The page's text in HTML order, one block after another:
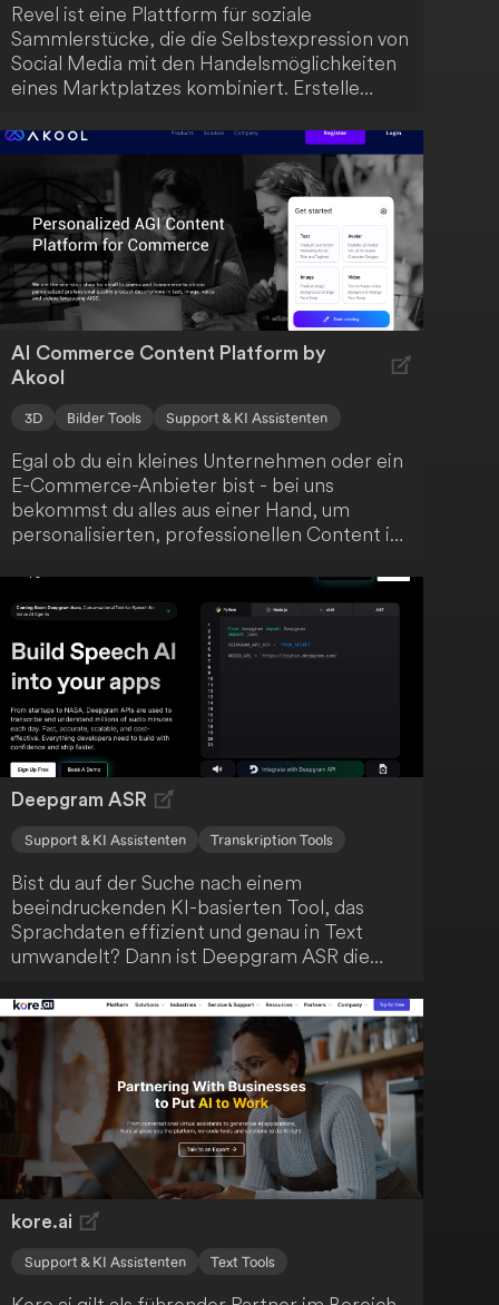
Revel ist eine Plattform für soziale
Sammlerstücke, die die Selbstexpression von
Social Media mit den Handelsmöglichkeiten
eines Marktplatzes kombiniert. Erstelle
wie Fotos, Videos und Text-to-AI-
Kunstwerken. In Zukunft plant Revel, die
Erstellung anderer Medienformate als Assets
zu ermöglichen.
AI Commerce Content Platform by
Akool
3D Bilder Tools Support & KI Assistenten
Egal ob du ein kleines Unternehmen oder ein
E-Commerce-Anbieter bist - bei uns
bekommst du alles aus einer Hand, um
personalisierten, professionellen Content in
erstellen. Dabei setzen wir auf die Kraft der
generativen KI.
Deepgram ASR
Support & KI Assistenten Transkription Tools
Bist du auf der Suche nach einem
beeindruckenden KI-basierten Tool, das
Sprachdaten effizient und genau in Text
umwandelt? Dann ist Deepgram ASR die
ist auf Skalierbarkeit ausgelegt und
verarbeitet problemlos große Mengen an
Audiodaten. Die Transkription erfolgt mit
bemerkenswerter Geschwindigkeit und
Präzision.
kore.ai
Support & KI Assistenten Text Tools